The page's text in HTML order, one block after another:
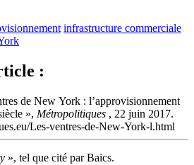
infrastructure commerciale
:
de New York : l’approvisionnement
», Métropolitiques , 22 juin 2017.
Les-ventres-de-New-York-l.html
», tel que cité par Baics.